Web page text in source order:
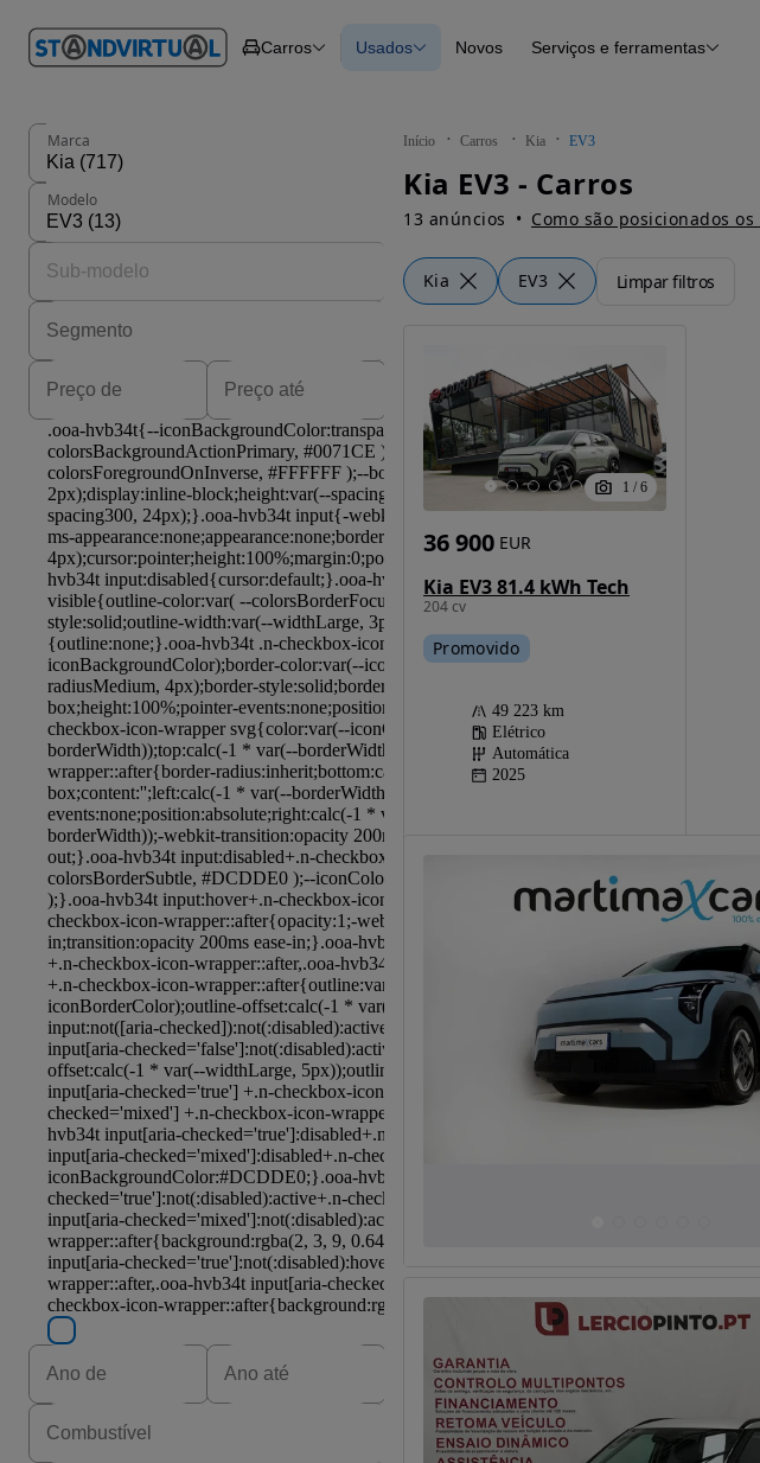
em
Carros Carros
Carros
Novos
Usados Novos
Histórico do veículo
Serviços e ferramentas
Início Carros Kia EV3
Kia EV3 - Carros
13 anúncios Como são posicionados
Kia EV3 Limpar filtros
Marca
Modelo
1 / 6
Kia EV3 81.4 kWh Tech
204 cv
36 900 EUR
Promovido
49 223 km
Elétrico
Automática
2025